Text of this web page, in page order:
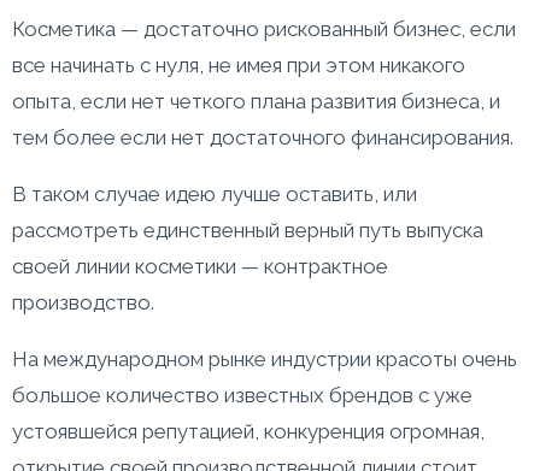
Косметика — достаточно рискованный бизнес, если
все начинать с нуля, не имея при этом никакого
опыта, если нет четкого плана развития бизнеса, и
тем более если нет достаточного финансирования.
В таком случае идею лучше оставить, или
рассмотреть единственный верный путь выпуска
своей линии косметики — контрактное
производство.
На международном рынке индустрии красоты очень
большое количество известных брендов с уже
устоявшейся репутацией, конкуренция огромная,